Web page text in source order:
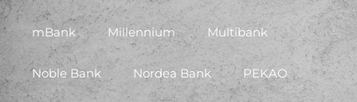
mBank Millennium Multibank
Noble Bank Nordea Bank PEKAO